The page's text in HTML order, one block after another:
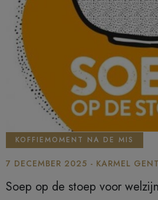
KOFFIEMOMENT NA DE MIS
7 DECEMBER 2025 - KARMEL GENT
Soep op de stoep voor